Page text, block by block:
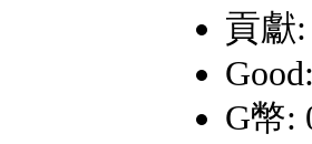
貢獻:
G幣: